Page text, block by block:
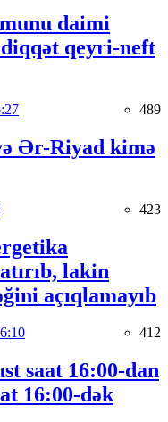
daimi
qeyri-neft
489
Ər-Riyad kimə
423
lakin
açıqlamayıb
412
saat 16:00-dan
16:00-dək